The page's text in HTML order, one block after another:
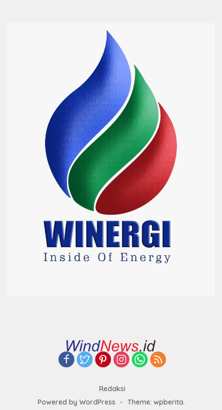
Redaksi
Powered by WordPress
- Theme: wpberita.